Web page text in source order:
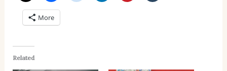
More
Related